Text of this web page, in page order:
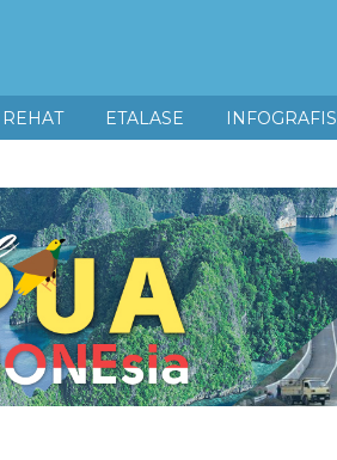
REHAT ETALASE INFOGRAFIS